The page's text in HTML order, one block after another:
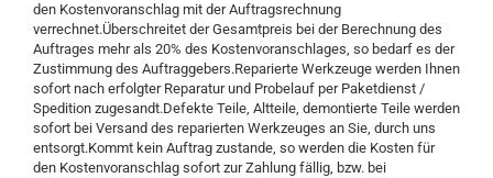
den Kostenvoranschlag mit der Auftragsrechnung
verrechnet.Überschreitet der Gesamtpreis bei der Berechnung des
Auftrages mehr als 20% des Kostenvoranschlages, so bedarf es der
Zustimmung des Auftraggebers.Reparierte Werkzeuge werden Ihnen
sofort nach erfolgter Reparatur und Probelauf per Paketdienst /
Spedition zugesandt.Defekte Teile, Altteile, demontierte Teile werden
sofort bei Versand des reparierten Werkzeuges an Sie, durch uns
entsorgt.Kommt kein Auftrag zustande, so werden die Kosten für
den Kostenvoranschlag sofort zur Zahlung fällig, bzw. bei